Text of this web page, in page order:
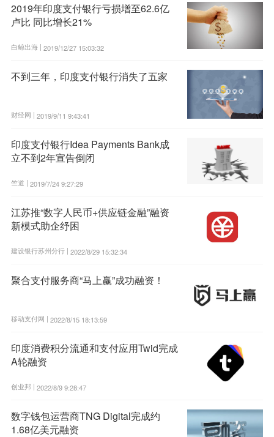
2019年印度支付银行亏损增至62.6亿
卢比 同比增长21%
白鲸出海 | 2019/12/27 15:03:32
不到三年，印度支付银行消失了五家
财经网 | 2019/9/11 9:43:41
印度支付银行Idea Payments Bank成
立不到2年宣告倒闭
竺道 | 2019/7/24 9:27:29
江苏推“数字人民币+供应链金融”融资
新模式助企纾困
建设银行苏州分行 | 2022/8/29 15:32:34
聚合支付服务商“马上赢”成功融资！
移动支付网 | 2022/8/15 18:13:59
印度消费积分流通和支付应用Twid完成
A轮融资
创业邦 | 2022/8/9 9:28:47
数字钱包运营商TNG Digital完成约
1.68亿美元融资